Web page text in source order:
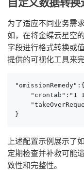
为了适应不同业务需
如，在将金蝶云星空
字段进行格式转换或
提供的可视化工具来
"omissionRemedy":{
"crontab":"1
}
上述配置示例展示了
定期检查并补救可能
致性和完整性。